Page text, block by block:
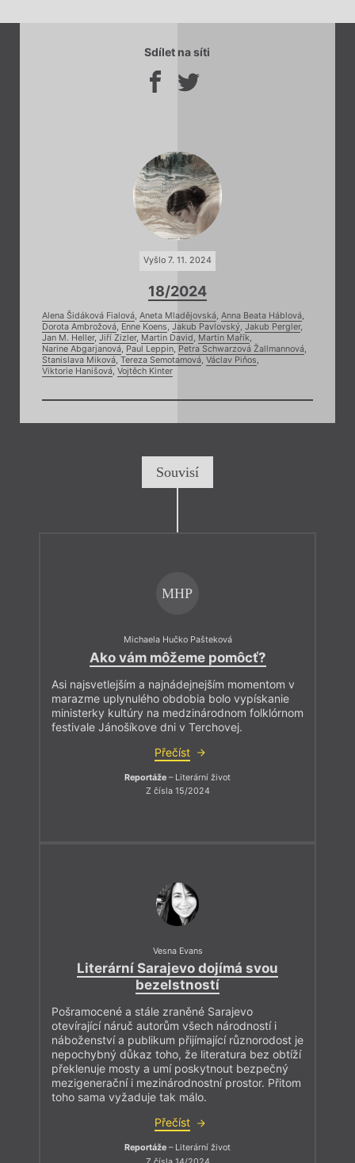
Sdílet na síti
Vyšlo 7. 11. 2024
18/2024
Alena Šidáková Fialová, Aneta Mladějovská, Anna Beata Háblová,
Dorota Ambrožová, Enne Koens, Jakub Pavlovský, Jakub Pergler,
Jan M. Heller, Jiří Zizler, Martin David, Martin Mařík,
Narine Abgarjanová, Paul Leppin, Petra Schwarzová Žallmannová,
Stanislava Miková, Tereza Semotamová, Václav Piňos,
Viktorie Hanišová, Vojtěch Kinter
Souvisí
MHP
Michaela Hučko Pašteková
Ako vám môžeme pomôcť?
Asi najsvetlejším a najnádejnejším momentom v
marazme uplynulého obdobia bolo vypískanie
ministerky kultúry na medzinárodnom folklórnom
festivale Jánošíkove dni v Terchovej.
Přečíst
Reportáže – Literární život
Z čísla 15/2024
Vesna Evans
Literární Sarajevo dojímá svou
bezelstností
Pošramocené a stále zraněné Sarajevo
otevírající náruč autorům všech národností i
náboženství a publikum přijímající různorodost je
nepochybný důkaz toho, že literatura bez obtíží
překlenuje mosty a umí poskytnout bezpečný
mezigenerační i mezinárodnostní prostor. Přitom
toho sama vyžaduje tak málo.
Přečíst
Reportáže – Literární život